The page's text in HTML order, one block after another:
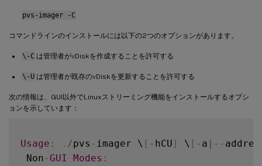
pvs-imager -C
コマンドラインのインストールには以下の2つのオプションがあります。
\-C は管理者がvDiskを作成することを許可する
\-U は管理者が既存のvDiskを更新することを許可する
次の情報は、GUI以外でLinuxストリーミング機能をインストールするオプシ
ョンを示しています：
Usage : . /pvs - imager \ [ - hCU ] \ [ - a | --
Non - GUI Modes :